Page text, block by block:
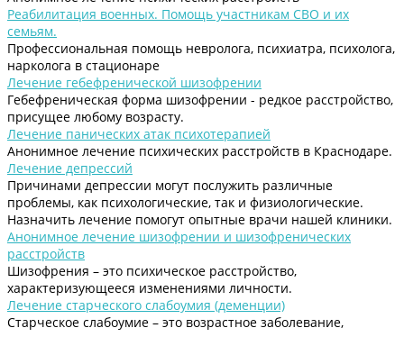
Реабилитация военных. Помощь участникам СВО и их
семьям.
Профессиональная помощь невролога, психиатра, психолога,
нарколога в стационаре
Лечение гебефренической шизофрении
Гебефреническая форма шизофрении - редкое расстройство,
присущее любому возрасту.
Лечение панических атак психотерапией
Анонимное лечение психических расстройств в Краснодаре.
Лечение депрессий
Причинами депрессии могут послужить различные
проблемы, как психологические, так и физиологические.
Назначить лечение помогут опытные врачи нашей клиники.
Анонимное лечение шизофрении и шизофренических
расстройств
Шизофрения – это психическое расстройство,
характеризующееся изменениями личности.
Лечение старческого слабоумия (деменции)
Старческое слабоумие – это возрастное заболевание,